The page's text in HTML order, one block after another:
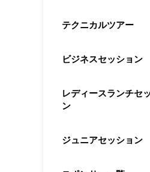
テクニカルツアー
ビジネスセッション
レディースランチセ
ン
ジュニアセッション